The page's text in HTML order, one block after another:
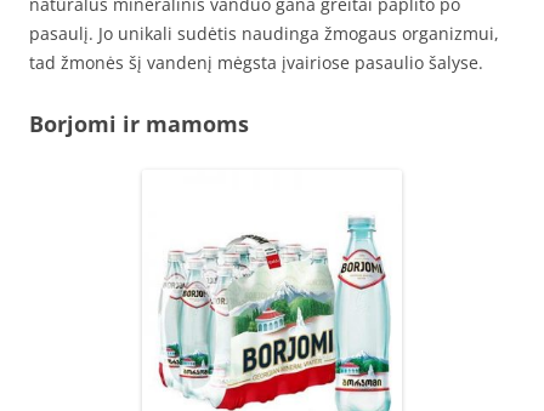
pasaulį. Jo unikali sudėtis naudinga žmogaus organizmui,
tad žmonės šį vandenį mėgsta įvairiose pasaulio šalyse.
Borjomi ir mamoms